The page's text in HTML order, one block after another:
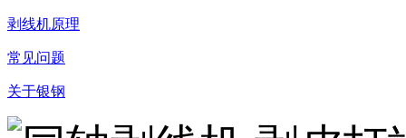
剥线机原理
常见问题
关于银钢